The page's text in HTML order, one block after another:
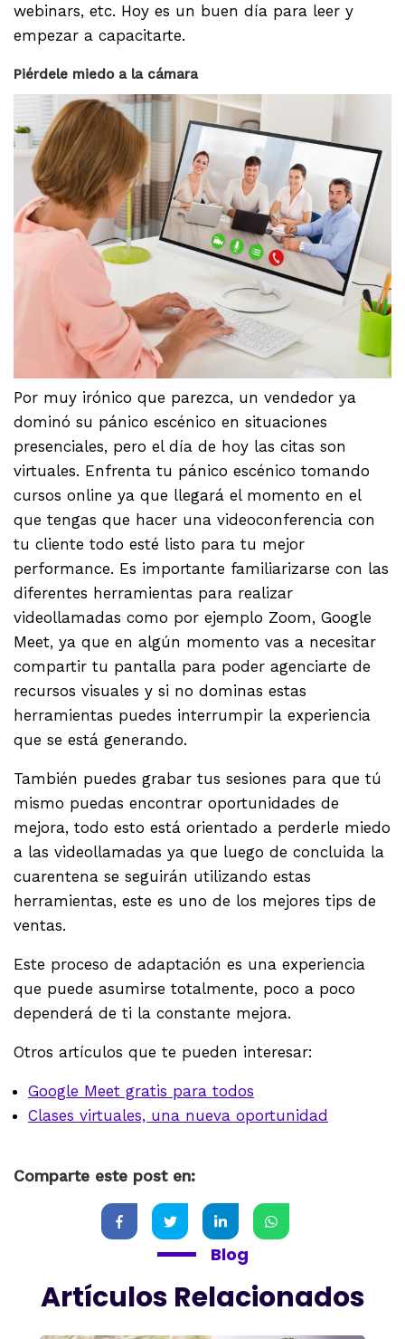
webinars, etc. Hoy es un buen día para leer y
empezar a capacitarte.
Piérdele miedo a la cámara
Por muy irónico que parezca, un vendedor ya
dominó su pánico escénico en situaciones
presenciales, pero el día de hoy las citas son
virtuales. Enfrenta tu pánico escénico tomando
cursos online ya que llegará el momento en el
que tengas que hacer una videoconferencia con
tu cliente todo esté listo para tu mejor
performance. Es importante familiarizarse con las
diferentes herramientas para realizar
videollamadas como por ejemplo Zoom, Google
Meet, ya que en algún momento vas a necesitar
compartir tu pantalla para poder agenciarte de
recursos visuales y si no dominas estas
herramientas puedes interrumpir la experiencia
que se está generando.
También puedes grabar tus sesiones para que tú
mismo puedas encontrar oportunidades de
mejora, todo esto está orientado a perderle miedo
a las videollamadas ya que luego de concluida la
cuarentena se seguirán utilizando estas
herramientas, este es uno de los mejores tips de
ventas.
Este proceso de adaptación es una experiencia
que puede asumirse totalmente, poco a poco
dependerá de ti la constante mejora.
Otros artículos que te pueden interesar:
Google Meet gratis para todos
Clases virtuales, una nueva oportunidad
Comparte este post en:
Blog
Artículos Relacionados